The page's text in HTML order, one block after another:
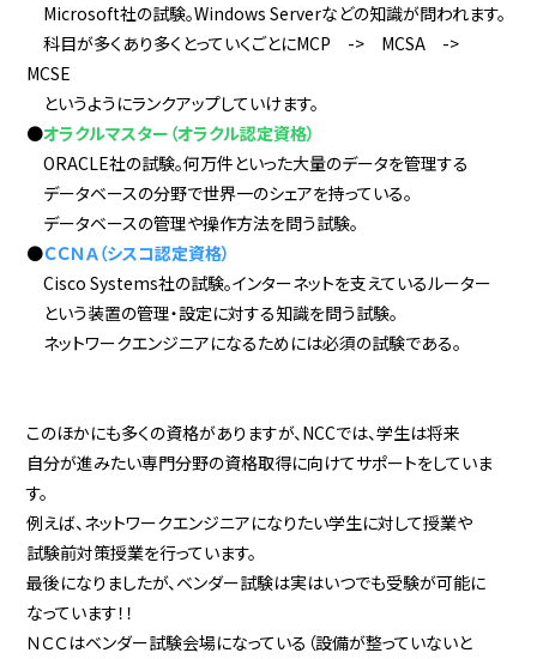
Microsoft社の試験。Windows Serverなどの知識が問われます。
科目が多くあり多くとっていくごとにMCP -> MCSA ->
MCSE
というようにランクアップしていけます。
●オラクルマスター（オラクル認定資格）
ORACLE社の試験。何万件といった大量のデータを管理する
データベースの分野で世界一のシェアを持っている。
データベースの管理や操作方法を問う試験。
●ＣＣＮＡ（シスコ認定資格）
Cisco Systems社の試験。インターネットを支えているルーター
という装置の管理・設定に対する知識を問う試験。
ネットワークエンジニアになるためには必須の試験である。
このほかにも多くの資格がありますが、NCCでは、学生は将来
自分が進みたい専門分野の資格取得に向けてサポートをしていま
す。
例えば、ネットワークエンジニアになりたい学生に対して授業や
試験前対策授業を行っています。
最後になりましたが、ベンダー試験は実はいつでも受験が可能に
なっています！！
ＮＣＣはベンダー試験会場になっている（設備が整っていないと